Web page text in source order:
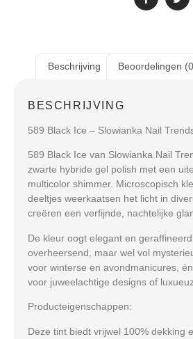
Beschrijving Beoordelingen
BESCHRIJVING
589 Black Ice – Slowianka Nail
589 Black Ice van Slowianka Nail
zwarte hybride gel polish met een
multicolor shimmer. Microscopisch
deeltjes weerkaatsen het licht in
creëren een verfijnde, nachtelijke
De kleur oogt elegant en
overheersend, maar wel vol
voor winterse en avondmanicures ,
voor juweelachtige designs of
Producteigenschappen:
Deze tint biedt vrijwel 100% dekking